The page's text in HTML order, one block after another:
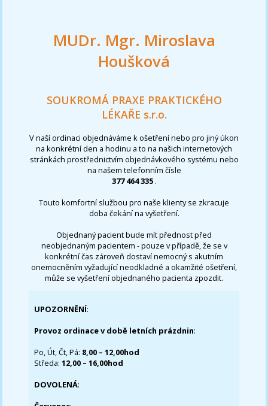
MUDr. Mgr. Miroslava
Houšková
SOUKROMÁ PRAXE PRAKTICKÉHO
LÉKAŘE s.r.o.
V naší ordinaci objednáváme k ošetření nebo pro jiný úkon
na konkrétní den a hodinu a to na našich internetových
stránkách prostřednictvím objednávkového systému nebo
na našem telefonním čísle
377 464 335 .
Touto komfortní službou pro naše klienty se zkracuje
doba čekání na vyšetření.
Objednaný pacient bude mít přednost před
neobjednaným pacientem - pouze v případě, že se v
konkrétní čas zároveň dostaví nemocný s akutním
onemocněním vyžadující neodkladné a okamžité ošetření,
může se vyšetření objednaného pacienta zpozdit.
UPOZORNĚNÍ:
Provoz ordinace v době letních prázdnin:
Po, Út, Čt, Pá: 8,00 – 12,00hod
Středa:12,00 – 16,00hod
DOVOLENÁ: